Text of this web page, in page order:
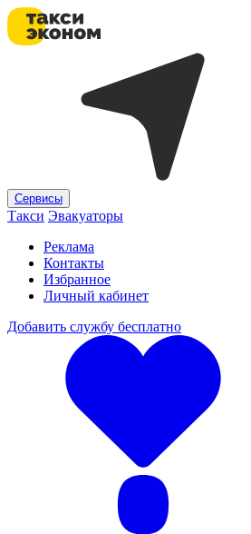
Сервисы
Такси Эвакуаторы
Реклама
Контакты
Избранное
Личный кабинет
Добавить службу бесплатно